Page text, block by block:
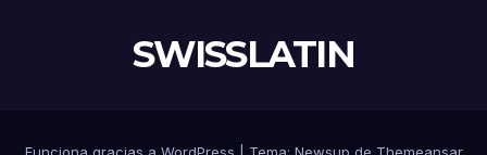
SWISSLATIN
Funciona gracias a WordPress Tema: Newsup de Themeansar